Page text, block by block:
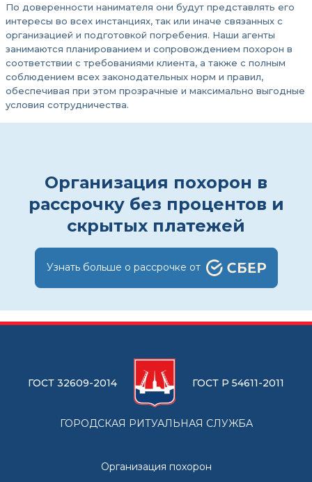
По доверенности нанимателя они будут представлять его
интересы во всех инстанциях, так или иначе связанных с
организацией и подготовкой погребения. Наши агенты
занимаются планированием и сопровождением похорон в
соответствии с требованиями клиента, а также с полным
соблюдением всех законодательных норм и правил,
обеспечивая при этом прозрачные и максимально выгодные
условия сотрудничества.
Организация похорон в
рассрочку без процентов и
скрытых платежей
Узнать больше о рассрочке от
ГОСТ 32609-2014 ГОСТ Р 54611-2011
ГОРОДСКАЯ РИТУАЛЬНАЯ СЛУЖБА
Организация похорон